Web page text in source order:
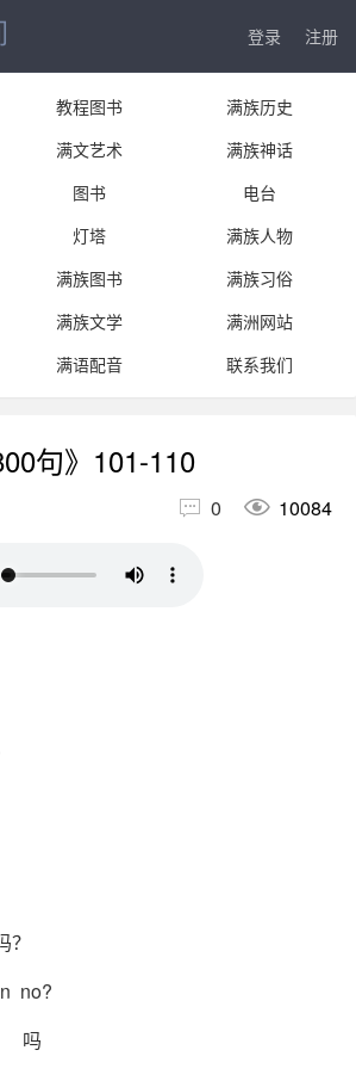
登录 注册
教程图书
满族历史
满文艺术
满族神话
图书
电台
灯塔
满族人物
满族图书
满族习俗
满族文学
满洲网站
满语配音 联系我们
句》101-110
 0  10084
no?
吗